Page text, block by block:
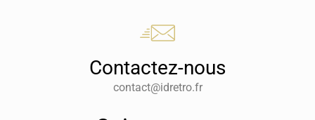
Contactez-nous
contact@idretro.fr